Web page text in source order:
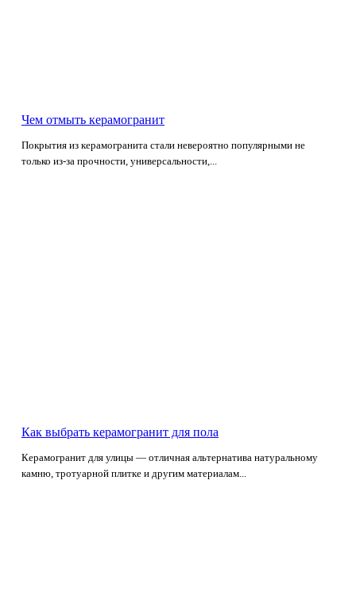
Чем отмыть керамогранит
Покрытия из керамогранита стали невероятно популярными не
только из-за прочности, универсальности,...
Как выбрать керамогранит для пола
Керамогранит для улицы — отличная альтернатива натуральному
камню, тротуарной плитке и другим материалам...